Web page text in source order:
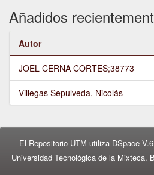
Añadidos
Autor
JOEL CERNA CORTES;38773
Villegas Sepulveda, Nicolás
El Repositorio UTM utiliza DSpace
Universidad Tecnológica de la Mixteca.